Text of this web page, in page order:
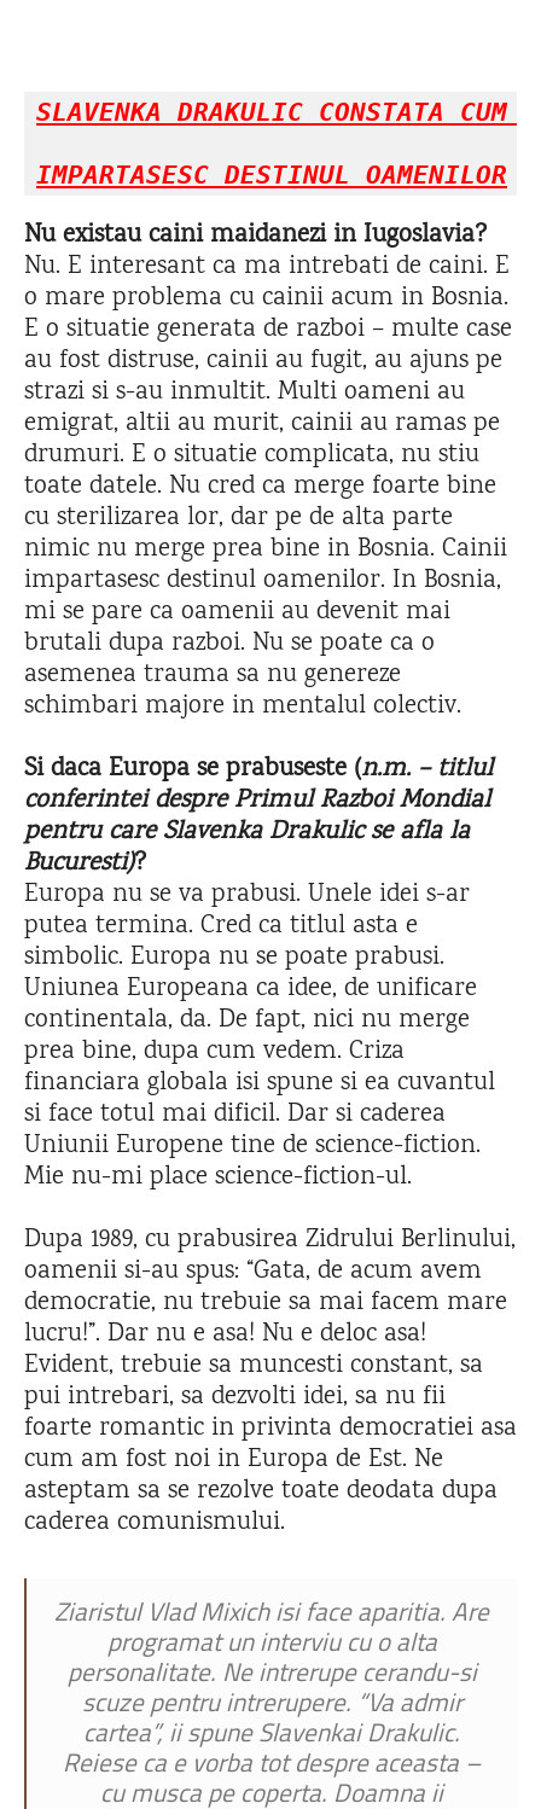
SLAVENKA DRAKULIC CONSTATA CUM
IMPARTASESC DESTINUL OAMENILOR
Nu existau caini maidanezi in Iugoslavia?
Nu. E interesant ca ma intrebati de caini. E
o mare problema cu cainii acum in Bosnia.
E o situatie generata de razboi – multe case
au fost distruse, cainii au fugit, au ajuns pe
strazi si s-au inmultit. Multi oameni au
emigrat, altii au murit, cainii au ramas pe
drumuri. E o situatie complicata, nu stiu
toate datele. Nu cred ca merge foarte bine
cu sterilizarea lor, dar pe de alta parte
nimic nu merge prea bine in Bosnia. Cainii
impartasesc destinul oamenilor. In Bosnia,
mi se pare ca oamenii au devenit mai
brutali dupa razboi. Nu se poate ca o
asemenea trauma sa nu genereze
schimbari majore in mentalul colectiv.
Si daca Europa se prabuseste (n.m. – titlul
conferintei despre Primul Razboi Mondial
pentru care Slavenka Drakulic se afla la
Bucuresti)?
Europa nu se va prabusi. Unele idei s-ar
putea termina. Cred ca titlul asta e
simbolic. Europa nu se poate prabusi.
Uniunea Europeana ca idee, de unificare
continentala, da. De fapt, nici nu merge
prea bine, dupa cum vedem. Criza
financiara globala isi spune si ea cuvantul
si face totul mai dificil. Dar si caderea
Uniunii Europene tine de science-fiction.
Mie nu-mi place science-fiction-ul.
Dupa 1989, cu prabusirea Zidrului Berlinului,
oamenii si-au spus: “Gata, de acum avem
democratie, nu trebuie sa mai facem mare
lucru!”. Dar nu e asa! Nu e deloc asa!
Evident, trebuie sa muncesti constant, sa
pui intrebari, sa dezvolti idei, sa nu fii
foarte romantic in privinta democratiei asa
cum am fost noi in Europa de Est. Ne
asteptam sa se rezolve toate deodata dupa
caderea comunismului.
Ziaristul Vlad Mixich isi face aparitia. Are
programat un interviu cu o alta
personalitate. Ne intrerupe cerandu-si
scuze pentru intrerupere. “Va admir
cartea”,ii spune Slavenkai Drakulic.
Reiese ca e vorba tot despre aceasta –
cu musca pe coperta. Doamna ii